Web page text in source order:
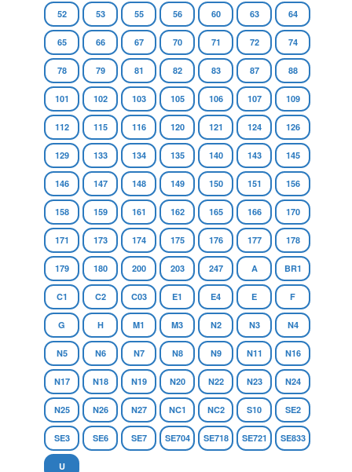
52 53 55 56 60 63 64
65 66 67 70 71 72 74
78 79 81 82 83 87 88
101 102 103 105 106 107 109
112 115 116 120 121 124 126
129 133 134 135 140 143 145
146 147 148 149 150 151 156
158 159 161 162 165 166 170
171 173 174 175 176 177 178
179 180 200 203 247 A BR1
C1 C2 C03 E1 E4 E F
G H M1 M3 N2 N3 N4
N5 N6 N7 N8 N9 N11 N16
N17 N18 N19 N20 N22 N23 N24
N25 N26 N27 NC1 NC2 S10 SE2
SE3 SE6 SE7 SE704 SE718 SE721 SE833
U